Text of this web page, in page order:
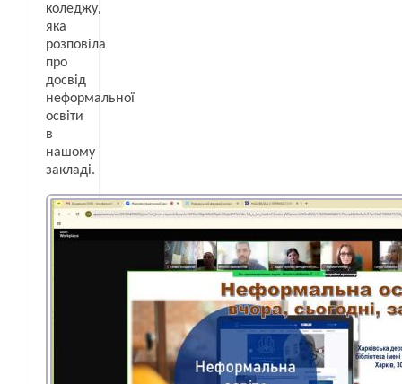
коледжу,
яка
розповіла
про
досвід
неформальної
освіти
в
нашому
закладі.